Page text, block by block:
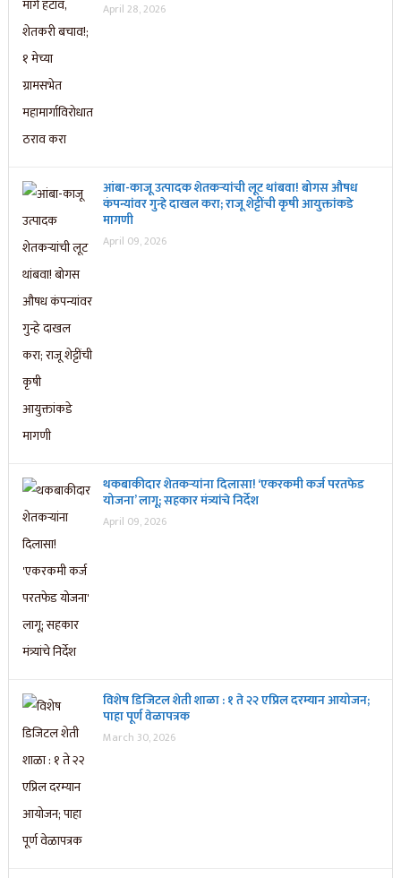
April 28, 2026
आंबा-काजू उत्पादक शेतकऱ्यांची लूट थांबवा! बोगस औषध
कंपन्यांवर गुन्हे दाखल करा; राजू शेट्टींची कृषी आयुक्तांकडे
मागणी
April 09, 2026
थकबाकीदार शेतकऱ्यांना दिलासा! ‘एकरकमी कर्ज परतफेड
योजना’ लागू; सहकार मंत्र्यांचे निर्देश
April 09, 2026
विशेष डिजिटल शेती शाळा : १ ते २२ एप्रिल दरम्यान आयोजन;
पाहा पूर्ण वेळापत्रक
March 30, 2026